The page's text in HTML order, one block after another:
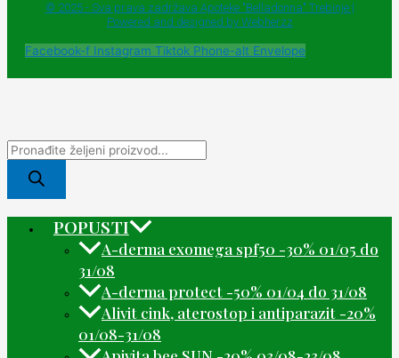
© 2025 - Sva prava zadržava Apoteke "Belladonna" Trebinje |
Powered and designed by Webherzz
Facebook-f Instagram Tiktok Phone-alt Envelope
POPUSTI
A-derma exomega spf50 -30% 01/05 do
31/08
A-derma protect -50% 01/04 do 31/08
Alivit cink, aterostop i antiparazit -20%
01/08-31/08